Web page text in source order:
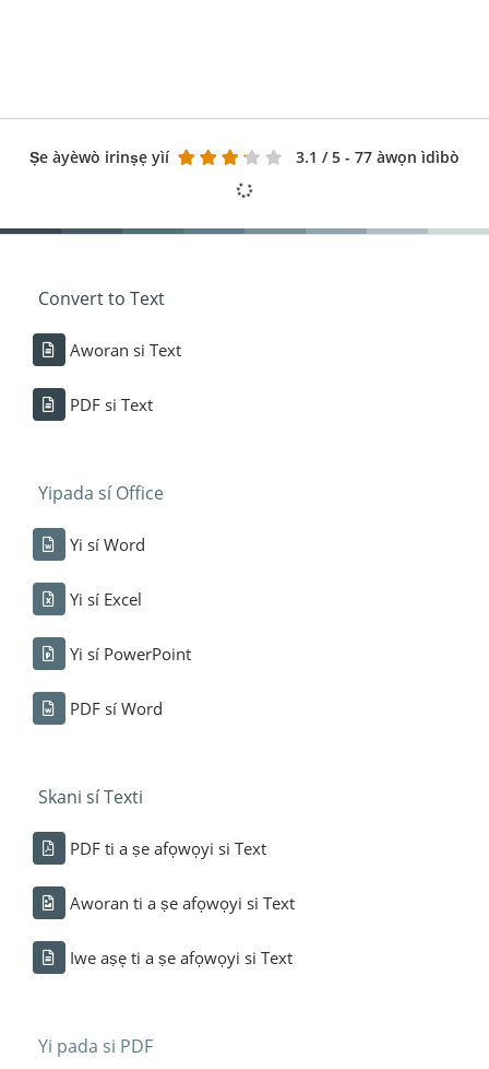
Ṣe àyèwò irinṣẹ yìí 3.1 / 5 - 77 àwọn ìdìbò
Convert to Text
Aworan si Text
PDF si Text
Yipada sí Office
Yi sí Word
Yi sí Excel
Yi sí PowerPoint
PDF sí Word
Skani sí Texti
PDF ti a ṣe afọwọyi si Text
Aworan ti a ṣe afọwọyi si Text
Iwe aṣẹ ti a ṣe afọwọyi si Text
Yi pada si PDF